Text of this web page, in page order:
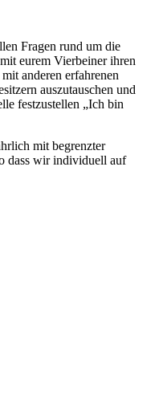
Fragen rund um die
eurem Vierbeiner ihren
anderen erfahrenen
auszutauschen und
festzustellen „Ich bin
mit begrenzter
dass wir individuell auf